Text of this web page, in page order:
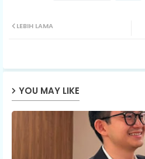
LEBIH LAMA
YOU MAY LIKE